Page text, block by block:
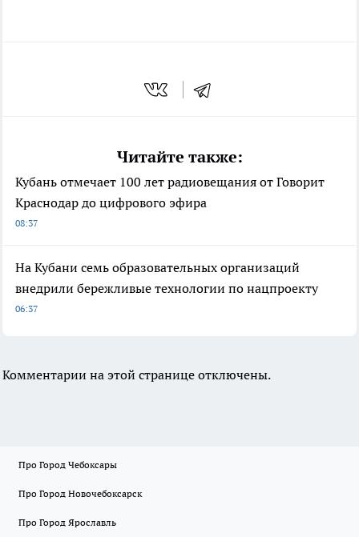
Читайте также:
Кубань отмечает 100 лет радиовещания от Говорит
Краснодар до цифрового эфира
08:37
На Кубани семь образовательных организаций
внедрили бережливые технологии по нацпроекту
06:37
Комментарии на этой странице отключены.
Про Город Чебоксары
Про Город Новочебоксарск
Про Город Ярославль